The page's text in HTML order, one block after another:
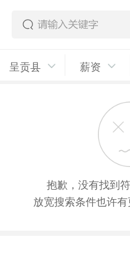
呈贡县 薪资
抱歉，没有找到
放宽搜索条件也许